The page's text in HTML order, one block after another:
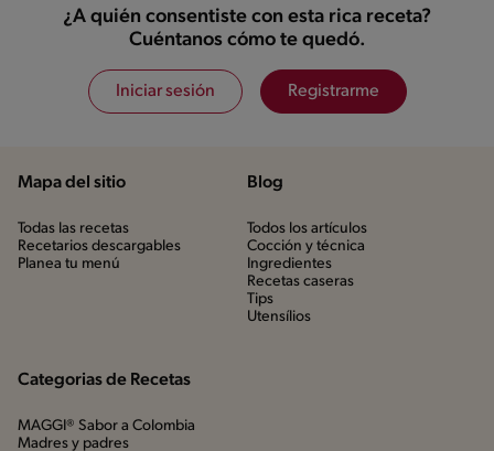
¿A quién consentiste con esta rica receta?
Cuéntanos cómo te quedó.
Iniciar sesión Registrarme
Mapa del sitio
Todas las recetas
Recetarios descargables
Planea tu menú
Blog
Todos los artículos
Cocción y técnica
Ingredientes
Recetas caseras
Tips
Utensílios
Categorias de Recetas
MAGGI® Sabor a Colombia
Madres y padres